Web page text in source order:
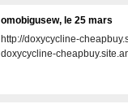
omobigusew, le 25 mars
http://doxycycline-
doxycycline-